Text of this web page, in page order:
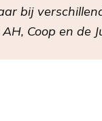
bij
Coop en de